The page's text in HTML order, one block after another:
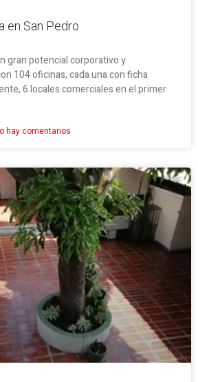
en San Pedro
gran potencial corporativo y
104 oficinas, cada una con ficha
6 locales comerciales en el primer
hay comentarios